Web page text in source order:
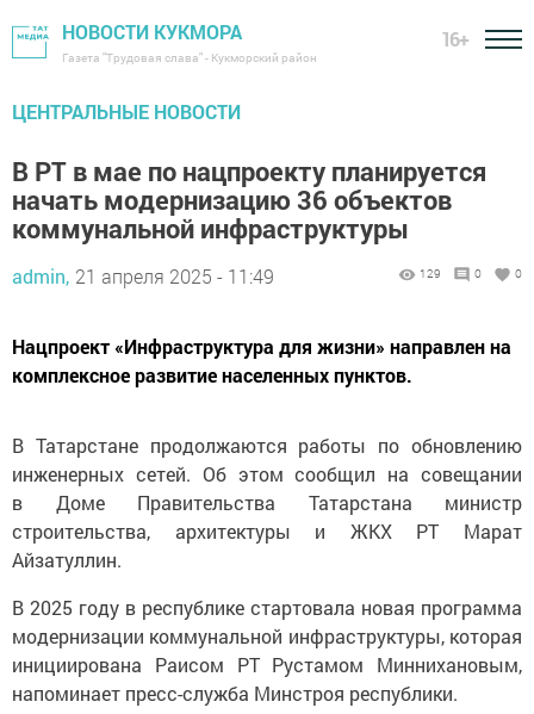
НОВОСТИ КУКМОРА
Газета "Трудовая слава" - Кукморский район
16+
ЦЕНТРАЛЬНЫЕ НОВОСТИ
В РТ в мае по нацпроекту планируется
начать модернизацию 36 объектов
коммунальной инфраструктуры
admin, 21 апреля 2025 - 11:49 129 0 0
Нацпроект «Инфраструктура для жизни» направлен на
комплексное развитие населенных пунктов.
В Татарстане продолжаются работы по обновлению
инженерных сетей. Об этом сообщил на совещании
в Доме Правительства Татарстана министр
строительства, архитектуры и ЖКХ РТ Марат
Айзатуллин.
В 2025 году в республике стартовала новая программа
модернизации коммунальной инфраструктуры, которая
инициирована Раисом РТ Рустамом Миннихановым,
напоминает пресс-служба Минстроя республики.